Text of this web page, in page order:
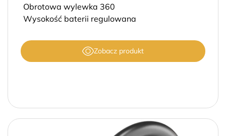
Obrotowa wylewka 360
Wysokość baterii regulowana
Zobacz produkt